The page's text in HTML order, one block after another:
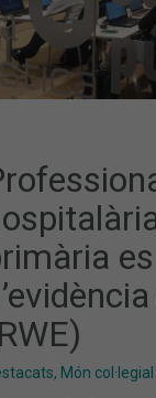
, Món col·legial
D’EVIDÈNCIA
EN
EL
MÓN
REAL
(RWE)